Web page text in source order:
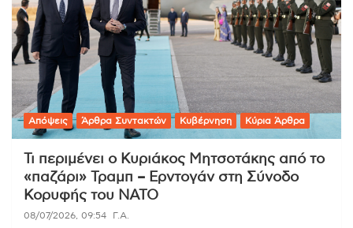
Απόψεις Άρθρα Συντακτών Κυβέρνηση Κύρια Άρθρα
Τι περιμένει ο Κυριάκος Μητσοτάκης από το
«παζάρι» Τραμπ – Ερντογάν στη Σύνοδο
Κορυφής του ΝΑΤΟ
08/07/2026, 09:54 Γ.Α.